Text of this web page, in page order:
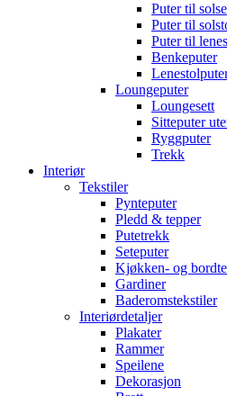
Puter til
Puter til
Puter til
Benkeputer
Loungeputer
Loungesett
Sitteputer
Ryggputer
Trekk
Interiør
Tekstiler
Pynteputer
Pledd & tepper
Putetrekk
Seteputer
Kjøkken- og
Gardiner
Baderomstekstiler
Interiørdetaljer
Plakater
Rammer
Speilene
Dekorasjon